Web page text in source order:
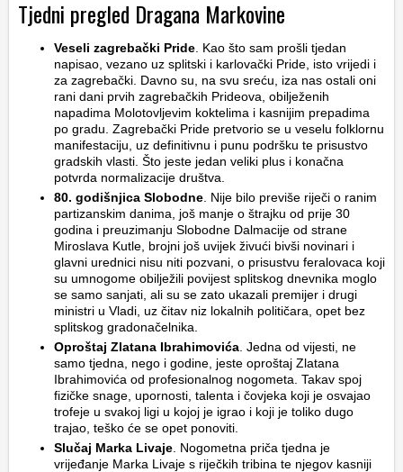
Tjedni pregled Dragana Markovine
Veseli zagrebački Pride . Kao što sam prošli tjedan
napisao, vezano uz splitski i karlovački Pride, isto vrijedi i
za zagrebački. Davno su, na svu sreću, iza nas ostali oni
rani dani prvih zagrebačkih Prideova, obilježenih
napadima Molotovljevim koktelima i kasnijim prepadima
po gradu. Zagrebački Pride pretvorio se u veselu folklornu
manifestaciju, uz definitivnu i punu podršku te prisustvo
gradskih vlasti. Što jeste jedan veliki plus i konačna
potvrda normalizacije društva.
80. godišnjica Slobodne . Nije bilo previše riječi o ranim
partizanskim danima, još manje o štrajku od prije 30
godina i preuzimanju Slobodne Dalmacije od strane
Miroslava Kutle, brojni još uvijek živući bivši novinari i
glavni urednici nisu niti pozvani, o prisustvu feralovaca koji
su umnogome obilježili povijest splitskog dnevnika moglo
se samo sanjati, ali su se zato ukazali premijer i drugi
ministri u Vladi, uz čitav niz lokalnih političara, opet bez
splitskog gradonačelnika.
Oproštaj Zlatana Ibrahimovića . Jedna od vijesti, ne
samo tjedna, nego i godine, jeste oproštaj Zlatana
Ibrahimovića od profesionalnog nogometa. Takav spoj
fizičke snage, upornosti, talenta i čovjeka koji je osvajao
trofeje u svakoj ligi u kojoj je igrao i koji je toliko dugo
trajao, teško će se opet ponoviti.
Slučaj Marka Livaje . Nogometna priča tjedna je
vrijeđanje Marka Livaje s riječkih tribina te njegov kasniji